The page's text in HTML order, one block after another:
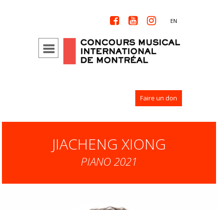
   EN
Faire un don
JIACHENG XIONG
PIANO 2021